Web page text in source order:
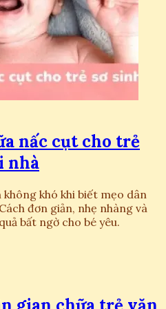
nấc cụt cho trẻ
nhà
khó khi biết mẹo dân
đơn giản, nhẹ nhàng và
bất ngờ cho bé yêu.